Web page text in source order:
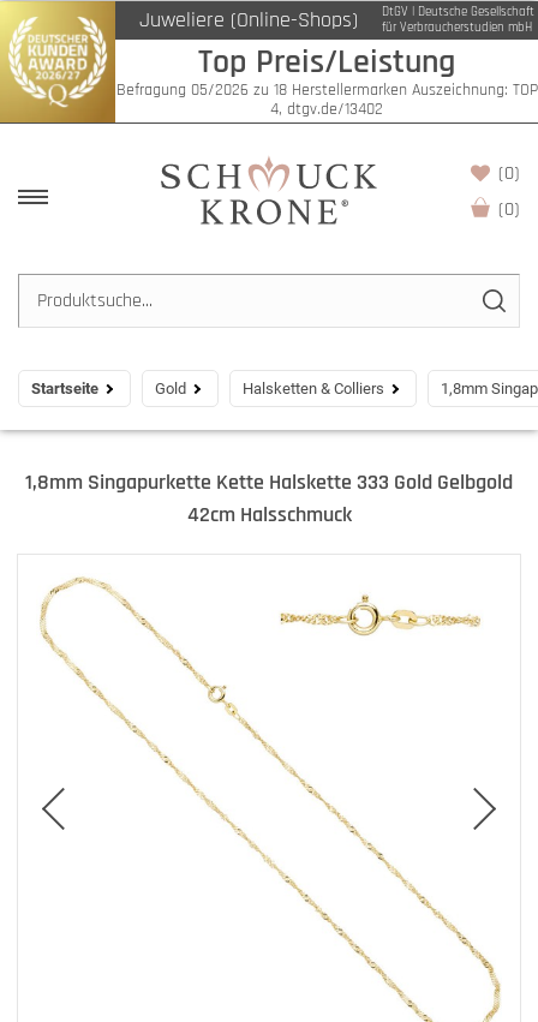
Juweliere (Online-Shops)
DtGV | Deutsche Gesellschaft
für Verbraucherstudien mbH
Top Preis/Leistung
Befragung 05/2026 zu 18 Herstellermarken Auszeichnung: TOP
4, dtgv.de/13402
(0)
(0)
Startseite Gold Halsketten & Colliers 1,8mm
1,8mm Singapurkette Kette Halskette 333 Gold Gelbgold
42cm Halsschmuck